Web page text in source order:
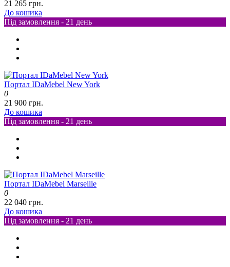
21 265 грн.
До кошика
Під замовлення - 21 день
Портал IDaMebel New York
0
21 900 грн.
До кошика
Під замовлення - 21 день
Портал IDaMebel Marseille
0
22 040 грн.
До кошика
Під замовлення - 21 день